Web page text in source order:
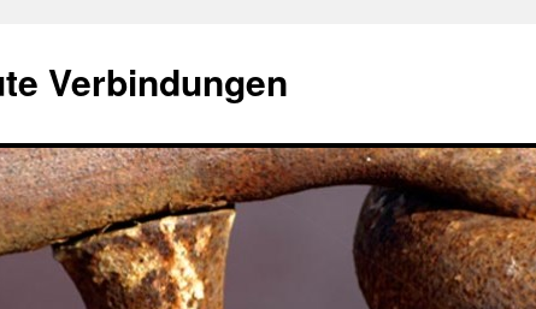
Verbindungen